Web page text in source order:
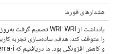
هشدارهای فورما